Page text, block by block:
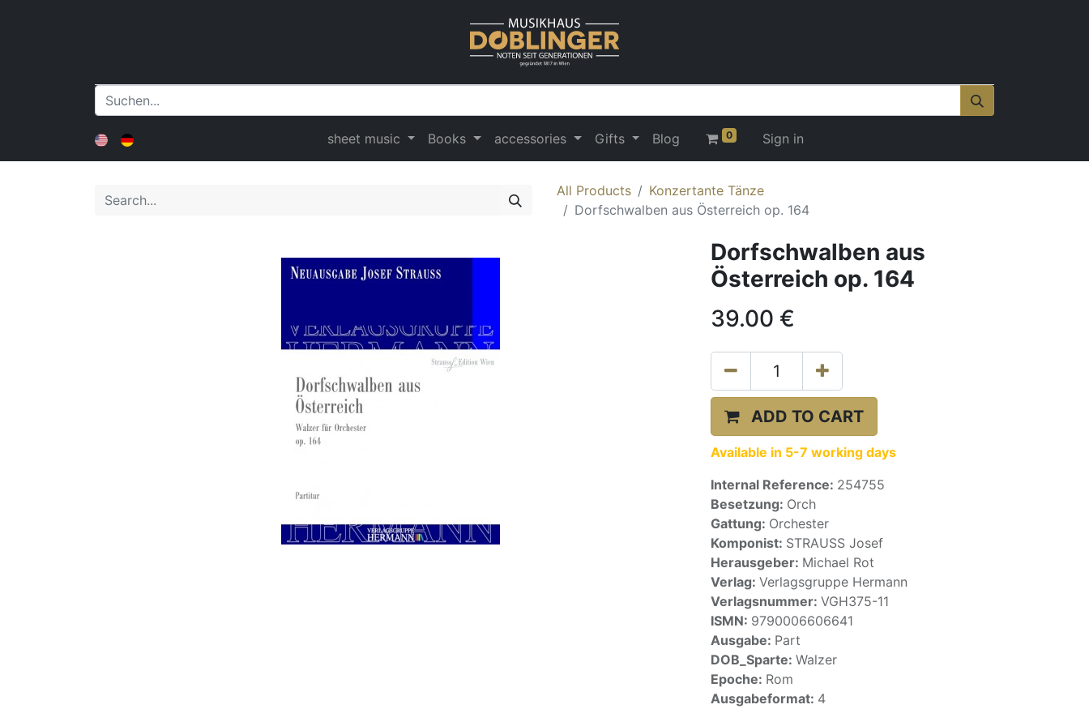
sheet music Books accessories Gifts Blog 0 Sign in
All Products
Konzertante Tänze
Dorfschwalben aus Österreich op. 164
Dorfschwalben aus
Österreich op. 164
39.00 €
ADD TO CART
Available in 5-7 working days
Internal Reference: 254755
Besetzung: Orch
Gattung: Orchester
Komponist: STRAUSS Josef
Herausgeber: Michael Rot
Verlag: Verlagsgruppe Hermann
Verlagsnummer: VGH375-11
ISMN: 9790006606641
Ausgabe: Part
DOB_Sparte: Walzer
Epoche: Rom
Ausgabeformat: 4